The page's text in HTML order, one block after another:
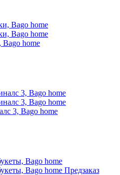
home
3, Bago home
Предзаказ